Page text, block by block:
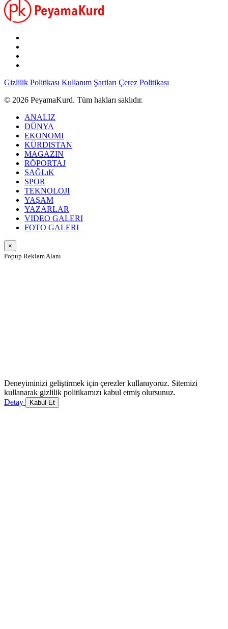
Gizlilik Politikası Kullanım Şartları Çerez Politikası
© 2026 PeyamaKurd. Tüm hakları saklıdır.
ANALIZ
DÜNYA
EKONOMI
KÜRDISTAN
MAGAZIN
RÖPORTAJ
SAĞLıK
SPOR
TEKNOLOJI
YAŞAM
YAZARLAR
VIDEO GALERI
FOTO GALERI
×
Popup Reklam Alanı
Deneyiminizi geliştirmek için çerezler kullanıyoruz. Sitemizi
kullanarak gizlilik politikamızı kabul etmiş olursunuz.
Detay
Kabul Et